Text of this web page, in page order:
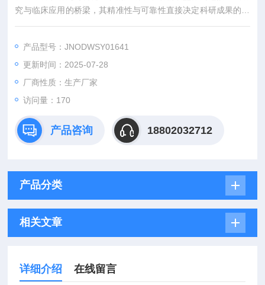
究与临床应用的桥梁，其精准性与可靠性直接决定科研成果的价
值。吉奥蓝图（JENNIO-LAB）深耕生物医学领域十余载，凭借
机构、药企及医疗机构提供覆盖动物模型构建、药效评价、数据
分析与成果转化的一站式解决方案，助力客户突破科研瓶颈，加
速创新成果落地。
产品型号：JNODWSY01641
更新时间：2025-07-28
厂商性质：生产厂家
访问量：170
产品咨询 18802032712
产品分类
相关文章
详细介绍 在线留言